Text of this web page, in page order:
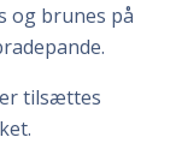
og brunes på
tilsættes